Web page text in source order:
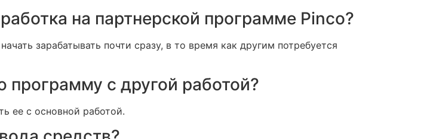
на партнерской программе Pinco?
зарабатывать почти сразу, в то время как другим потребуется
с другой работой?
ее с основной работой.